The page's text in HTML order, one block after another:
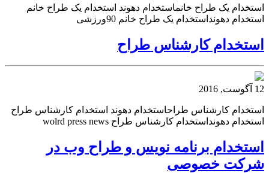
استخدام یک طراح خانماستخدام دهوند استخدام یک طراح خانم
استخدام دهونداستخدام یک طراح خانم 90ورزشی
استخدام کارشناس طراح
12 آگوست, 2016
استخدام کارشناس طراحاستخدام دهوند استخدام کارشناس طراح
استخدام دهونداستخدام کارشناس طراح wolrd press news
استخدام برنامه نویس و طراح وب در
شرکت خصوصی